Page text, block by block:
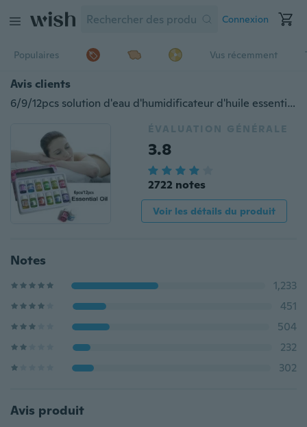
Connexion
Populaires Vus récemment
Avis clients
6/9/12pcs solution d'eau d'humidificateur d'huile essentielle maison/hôtel aromathérapie pour se détendre
ÉVALUATION GÉNÉRALE
3.8
2722 notes
Voir les détails du produit
Notes
1,233
451
504
232
302
Avis produit